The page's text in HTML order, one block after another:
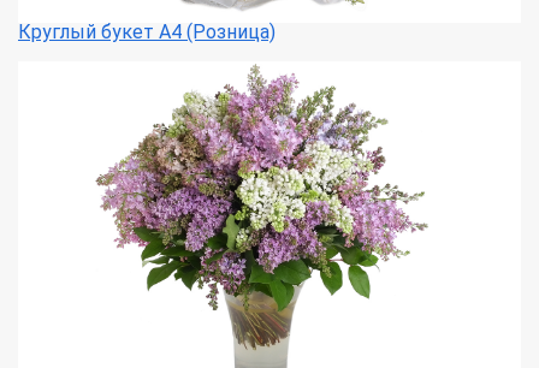
Круглый букет А4 (Розница)